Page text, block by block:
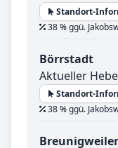
Standort-
38 % ggü.
Börrstadt
Aktueller
Standort-
38 % ggü.
Breunigweiler